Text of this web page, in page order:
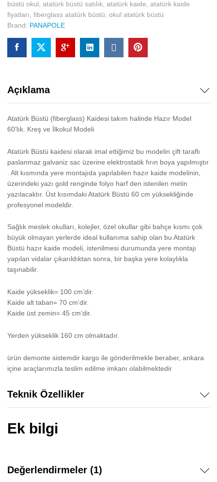
büstü okul atatürk büstü satılık atatürk kaide atatürk kaide
fiyatları fiberglass atatürk büstü okul atatürk büstü
Brand: PANAPOLE
Açıklama
Atatürk Büstü (fiberglass) Kaidesi takım halinde Hazır Model
60’lık. Kreş ve İlkokul Modeli
Atatürk Büstü kaidesi olarak imal ettiğimiz bu modelin çift taraflı
paslanmaz galvaniz sac üzerine elektrostatik fırın boya yapılmıştır
. Alt kısmında yere montajıda yapılabilen hazır kaide modelinin,
üzerindeki yazı gold renginde folyo harf den istenilen metin
yazılacaktır. Üst kısımdaki Atatürk Büstü 60 cm yüksekliğinde
profesyonel modeldir.
Sağlık meslek okulları, kolejler, özel okullar gibi bahçe kısmı çok
büyük olmayan yerlerde ideal kullanıma sahip olan bu Atatürk
Büstü hazır kaide modeli, istenilmesi durumunda yere montajı
yapılan vidalar çıkarıldıktan sonra, bir başka yere kolaylıkla
taşınabilir.
Kaide yükseklik= 100 cm’dir.
Kaide alt taban= 70 cm’dir.
Kaide üst zemin= 45 cm’dir.
Yerden yükseklik 160 cm olmaktadır.
ürün demonte sistemdir kargo ile gönderilmekle beraber, ankara
içine araçlarımızla teslim edilme imkanı olabilmektedir
Teknik Özellikler
Ek bilgi
Değerlendirmeler (1)